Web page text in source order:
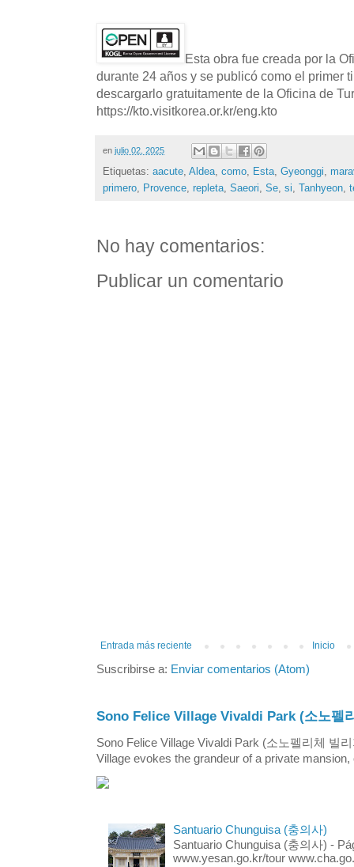
Esta obra fue creada por la
durante 24 años y se publicó como el primer
descargarlo gratuitamente de la Oficina de
https://kto.visitkorea.or.kr/eng.kto
en julio 02, 2025
Etiquetas: aacute, Aldea, como, Esta, Gyeonggi,
primero, Provence, repleta, Saeori, Se, si, Tanhyeon,
No hay comentarios:
Publicar un comentario
Entrada más reciente Inicio
Suscribirse a: Enviar comentarios (Atom)
Sono Felice Village Vivaldi Park (소노펠
Sono Felice Village Vivaldi Park (소노펠리체 빌
Village evokes the grandeur of a private
Santuario Chunguisa (충의사)
Santuario Chunguisa (충의사) -
www.yesan.go.kr/tour